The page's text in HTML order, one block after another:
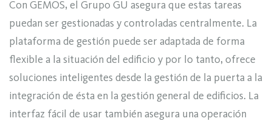
Con GEMOS, el Grupo GU asegura que estas tareas
puedan ser gestionadas y controladas centralmente. La
plataforma de gestión puede ser adaptada de forma
flexible a la situación del edificio y por lo tanto, ofrece
soluciones inteligentes desde la gestión de la puerta a la
integración de ésta en la gestión general de edificios. La
interfaz fácil de usar también asegura una operación